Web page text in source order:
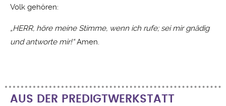
Volk gehören:
„HERR, höre meine Stimme, wenn ich rufe; sei mir gnädig
und antworte mir!“Amen.
AUS DER PREDIGTWERKSTATT